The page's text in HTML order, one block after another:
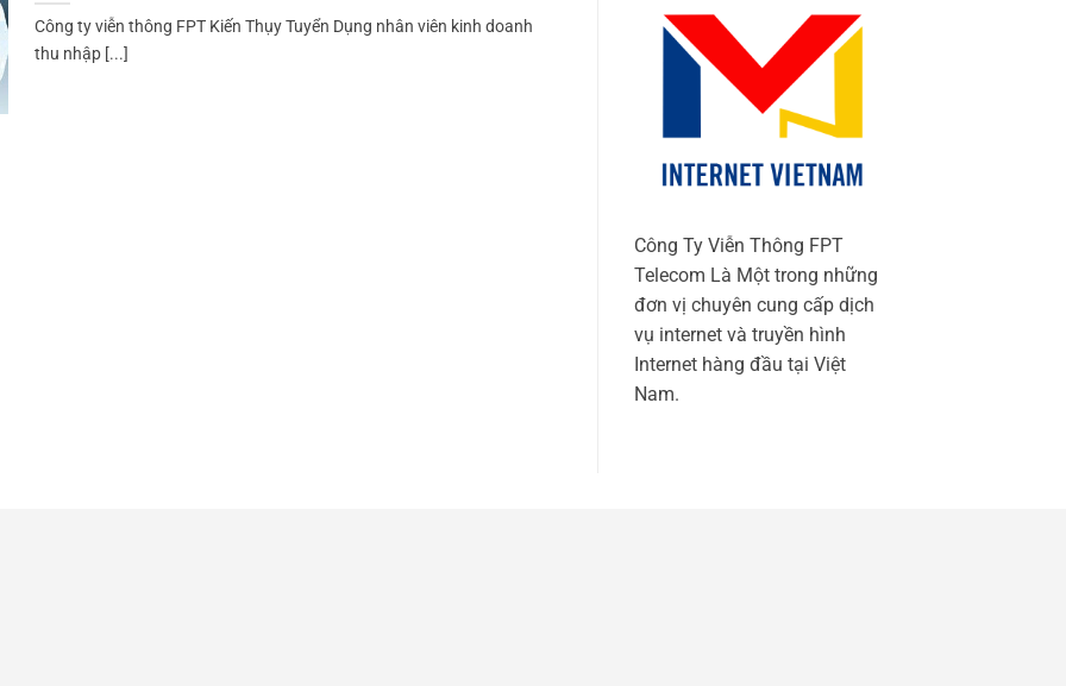
Công ty viễn thông FPT Kiến Thụy Tuyển Dụng nhân viên kinh doanh
thu nhập [...]
Công Ty Viễn Thông FPT
Telecom Là Một trong những
đơn vị chuyên cung cấp dịch
vụ internet và truyền hình
Internet hàng đầu tại Việt
Nam.